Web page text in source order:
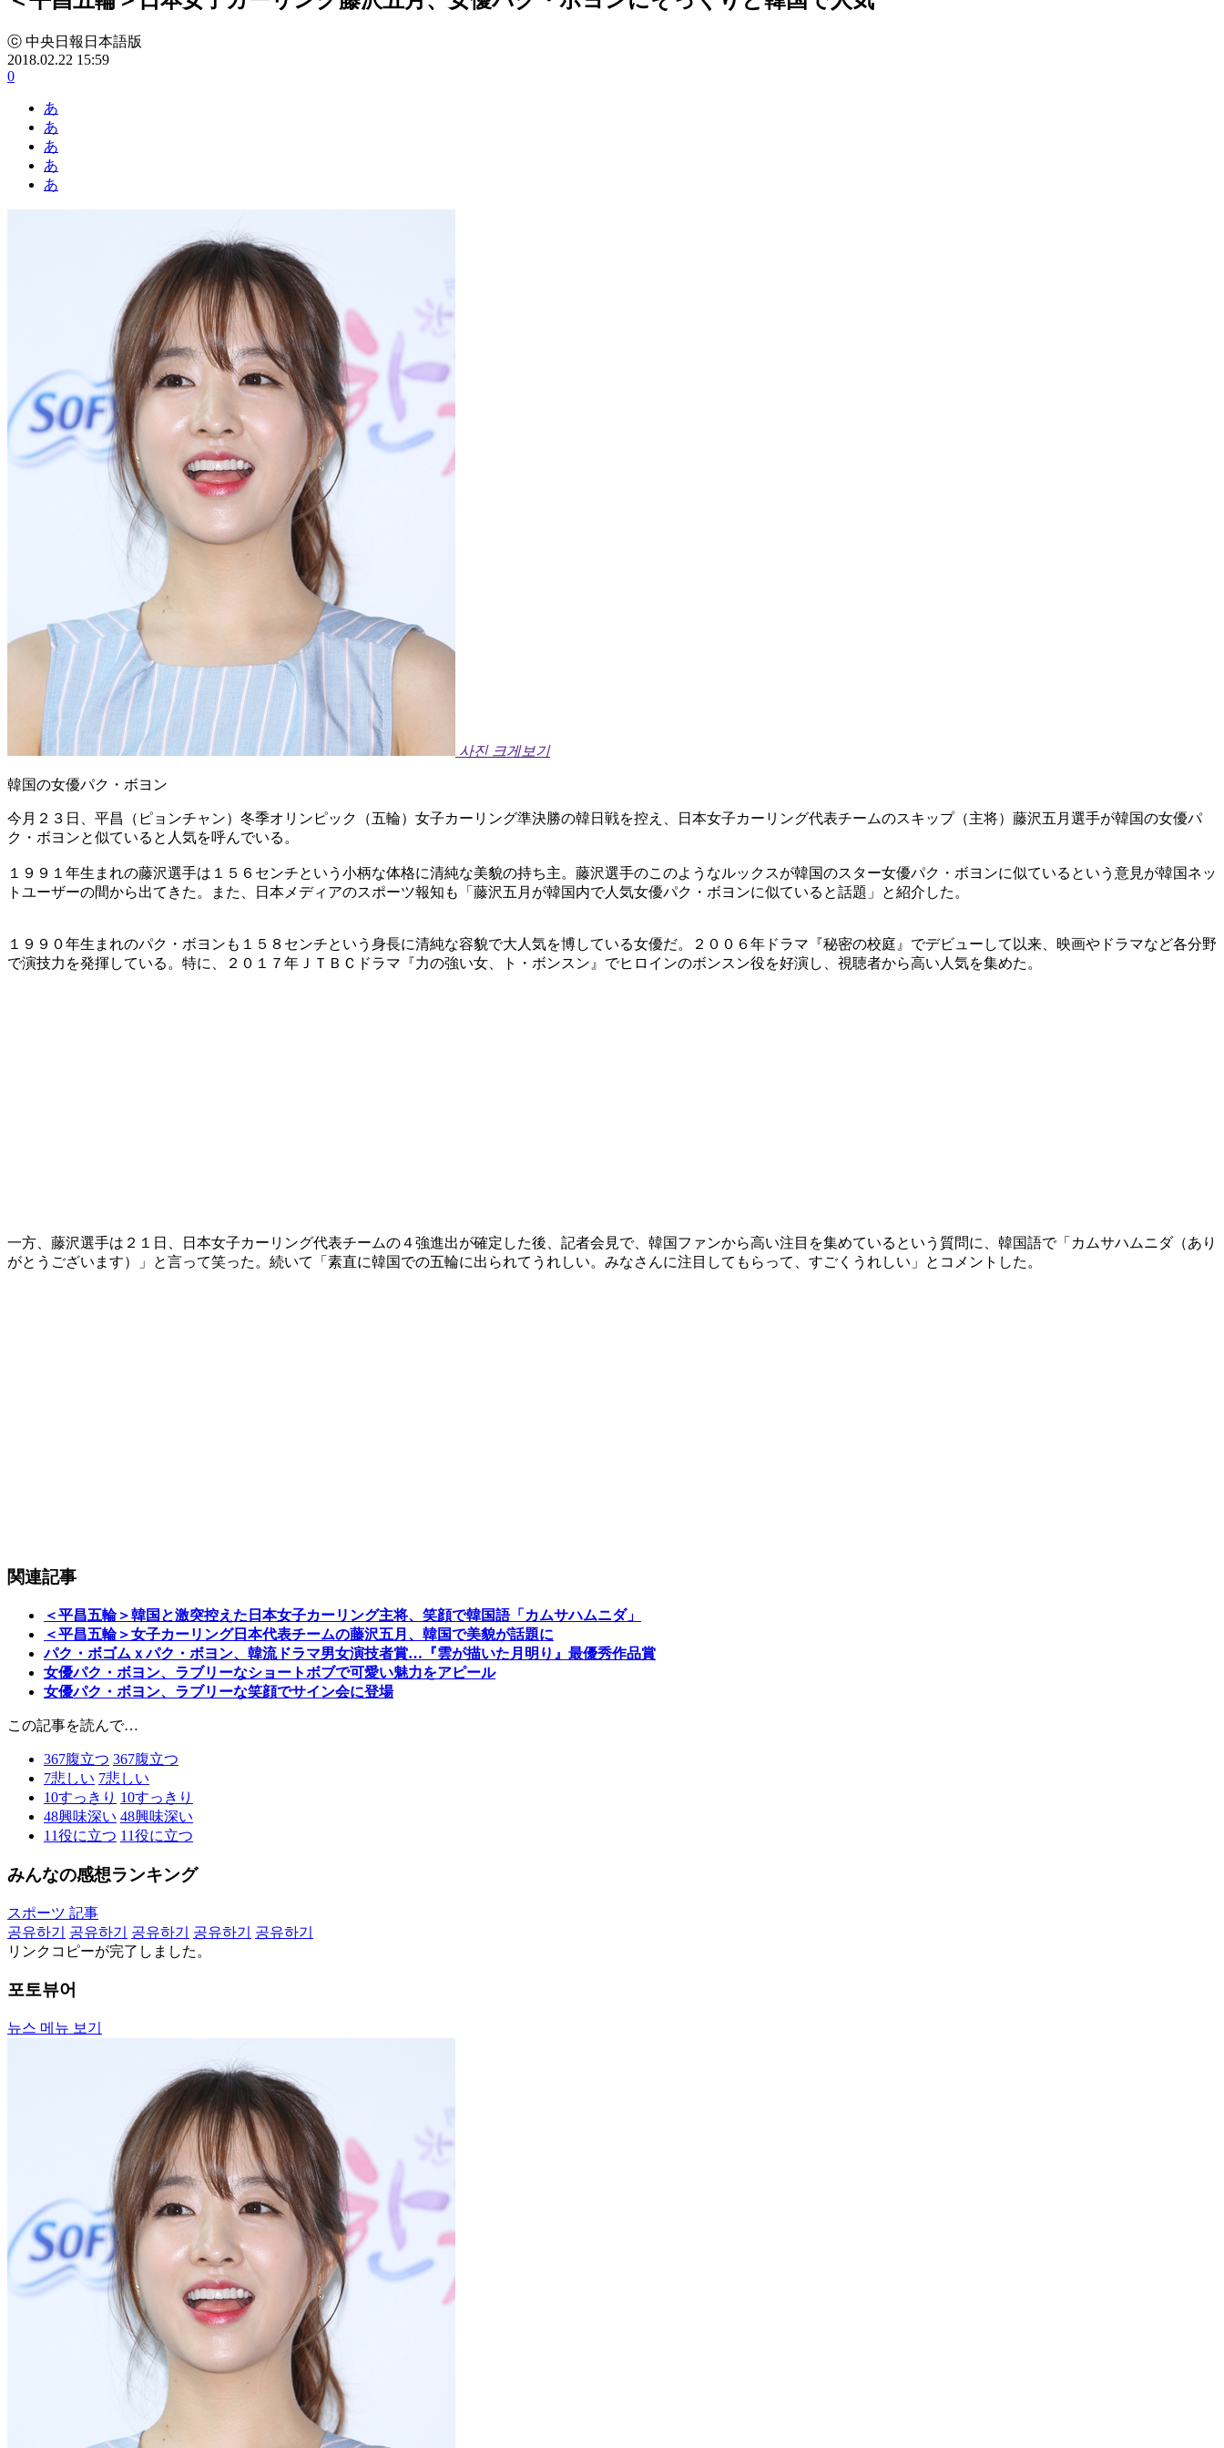
ⓒ 中央日報日本語版
2018.02.22 15:59
0
あ
あ
あ
あ
あ
사진 크게보기
韓国の女優パク・ボヨン
今月２３日、平昌（ピョンチャン）冬季オリンピック（五輪）女子カーリング準決勝の韓日戦を控え、日本女子カーリング代表チームのスキップ（主将）藤沢五月選手が韓国の女優パ
ク・ボヨンと似ていると人気を呼んでいる。
１９９１年生まれの藤沢選手は１５６センチという小柄な体格に清純な美貌の持ち主。藤沢選手のこのようなルックスが韓国のスター女優パク・ボヨンに似ているという意見が韓国ネッ
トユーザーの間から出てきた。また、日本メディアのスポーツ報知も「藤沢五月が韓国内で人気女優パク・ボヨンに似ていると話題」と紹介した。
１９９０年生まれのパク・ボヨンも１５８センチという身長に清純な容貌で大人気を博している女優だ。２００６年ドラマ『秘密の校庭』でデビューして以来、映画やドラマなど各分野
で演技力を発揮している。特に、２０１７年ＪＴＢＣドラマ『力の強い女、ト・ボンスン』でヒロインのボンスン役を好演し、視聴者から高い人気を集めた。
一方、藤沢選手は２１日、日本女子カーリング代表チームの４強進出が確定した後、記者会見で、韓国ファンから高い注目を集めているという質問に、韓国語で「カムサハムニダ（あり
がとうございます）」と言って笑った。続いて「素直に韓国での五輪に出られてうれしい。みなさんに注目してもらって、すごくうれしい」とコメントした。
関連記事
＜平昌五輪＞韓国と激突控えた日本女子カーリング主将、笑顔で韓国語「カムサハムニダ」
＜平昌五輪＞女子カーリング日本代表チームの藤沢五月、韓国で美貌が話題に
パク・ボゴムｘパク・ボヨン、韓流ドラマ男女演技者賞…『雲が描いた月明り』最優秀作品賞
女優パク・ボヨン、ラブリーなショートボブで可愛い魅力をアピール
女優パク・ボヨン、ラブリーな笑顔でサイン会に登場
この記事を読んで…
367腹立つ 367腹立つ
7悲しい 7悲しい
10すっきり 10すっきり
48興味深い 48興味深い
11役に立つ 11役に立つ
みんなの感想ランキング
スポーツ 記事
공유하기
공유하기 공유하기 공유하기
공유하기
リンクコピーが完了しました。
포토뷰어
뉴스 메뉴 보기